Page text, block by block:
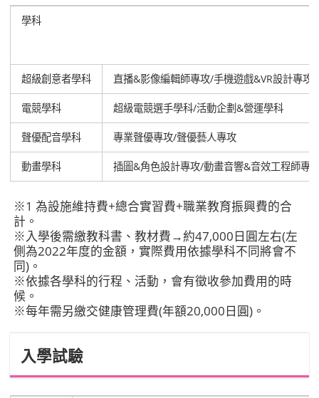
學科
超級創意者學科 直播&影像編輯師專攻/手機遊戲&VR設計專
電競學科 超級電競選手學科/活動企劃&營運學科
聲優配音學科 專業聲優專攻/聲優藝人專攻
動畫學科 插圖&角色設計專攻/動畫音響&音效工程師專
※1 為設施維持費+總合實習費+職業教育振興費的合
計。
※入學後需繳教科書、教材費→約47,000日圓左右(左
側為2022年度的金額，實際費用依據學科不同將會不
同)。
※依據各學科的行程、活動，會有徵收參加費用的時
候。
※每年需另繳交健康管理費(年額20,000日圓)。
入學試驗